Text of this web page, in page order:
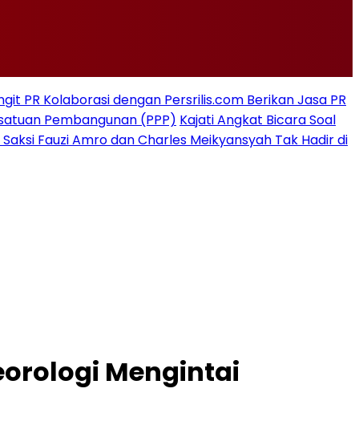
PR Kolaborasi dengan Persrilis.com Berikan Jasa PR
Pembangunan (PPP) Kajati Angkat Bicara Soal
Saksi Fauzi Amro dan Charles Meikyansyah Tak Hadir di
Mengintai